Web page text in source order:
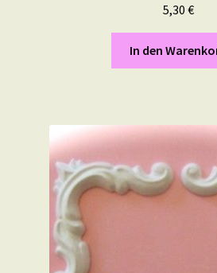
5,30 €
In den